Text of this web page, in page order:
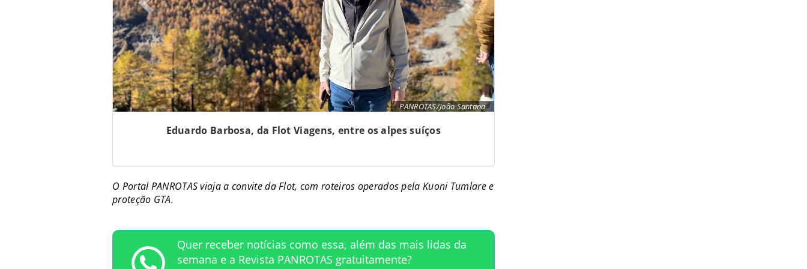
PANROTAS/João Santana
Eduardo Barbosa, da Flot Viagens, entre os alpes suíços
O Portal PANROTAS viaja a convite da Flot, com roteiros operados pela Kuoni Tumlare e
proteção GTA.
Quer receber notícias como essa, além das mais lidas da
semana e a Revista PANROTAS gratuitamente?